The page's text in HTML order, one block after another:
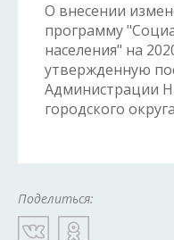
О внесении
программу
населения" на
утвержденную
Администрации
городского
Поделиться: